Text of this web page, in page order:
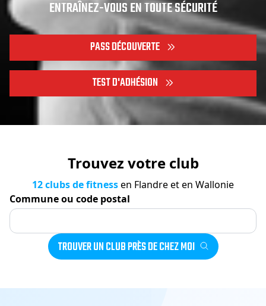
ENTRAÎNEZ-VOUS EN TOUTE SÉCURITÉ
PASS DÉCOUVERTE
TEST D'ADHÉSION
Trouvez votre club
12clubs de fitnessen Flandre et en Wallonie
Commune ou code postal
TROUVER UN CLUB PRÈS DE CHEZ MOI